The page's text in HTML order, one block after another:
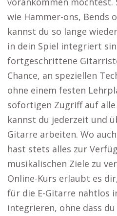
wie Hammer-ons, Bends
kannst du so lange
in dein Spiel integriert
fortgeschrittene
Chance, an speziellen
ohne einem festen
sofortigen Zugriff auf
kannst du jederzeit und
Gitarre arbeiten. Wo
hast stets alles zur
musikalischen Ziele zu
Online-Kurs erlaubt es
für die E-Gitarre nahtlos
integrieren, ohne dass